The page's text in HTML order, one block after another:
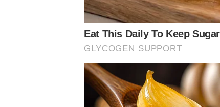
Editor
Jornalista formado pela PUC-SP
Palestra desde 2020 e
maior, mas sempre querendo o